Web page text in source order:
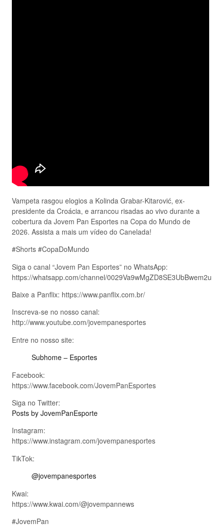
Vampeta rasgou elogios a Kolinda Grabar-Kitarović, ex-
presidente da Croácia, e arrancou risadas ao vivo durante a
cobertura da Jovem Pan Esportes na Copa do Mundo de
2026. Assista a mais um vídeo do Canelada!
#Shorts #CopaDoMundo
Siga o canal “Jovem Pan Esportes” no WhatsApp:
https://whatsapp.com/channel/0029Va9wMgZD8SE3UbBwem2u
Baixe a Panflix: https://www.panflix.com.br/
Inscreva-se no nosso canal:
http://www.youtube.com/jovempanesportes
Entre no nosso site:
Subhome – Esportes
Facebook:
https://www.facebook.com/JovemPanEsportes
Siga no Twitter:
Posts by JovemPanEsporte
Instagram:
https://www.instagram.com/jovempanesportes
TikTok:
@jovempanesportes
Kwai:
https://www.kwai.com/@jovempannews
#JovemPan